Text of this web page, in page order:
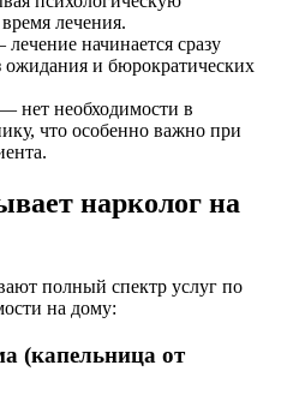
лечения.
начинается сразу
ожидания и бюрократических
нет необходимости в
что особенно важно при
нарколог на
полный спектр услуг по
на дому:
(капельница от